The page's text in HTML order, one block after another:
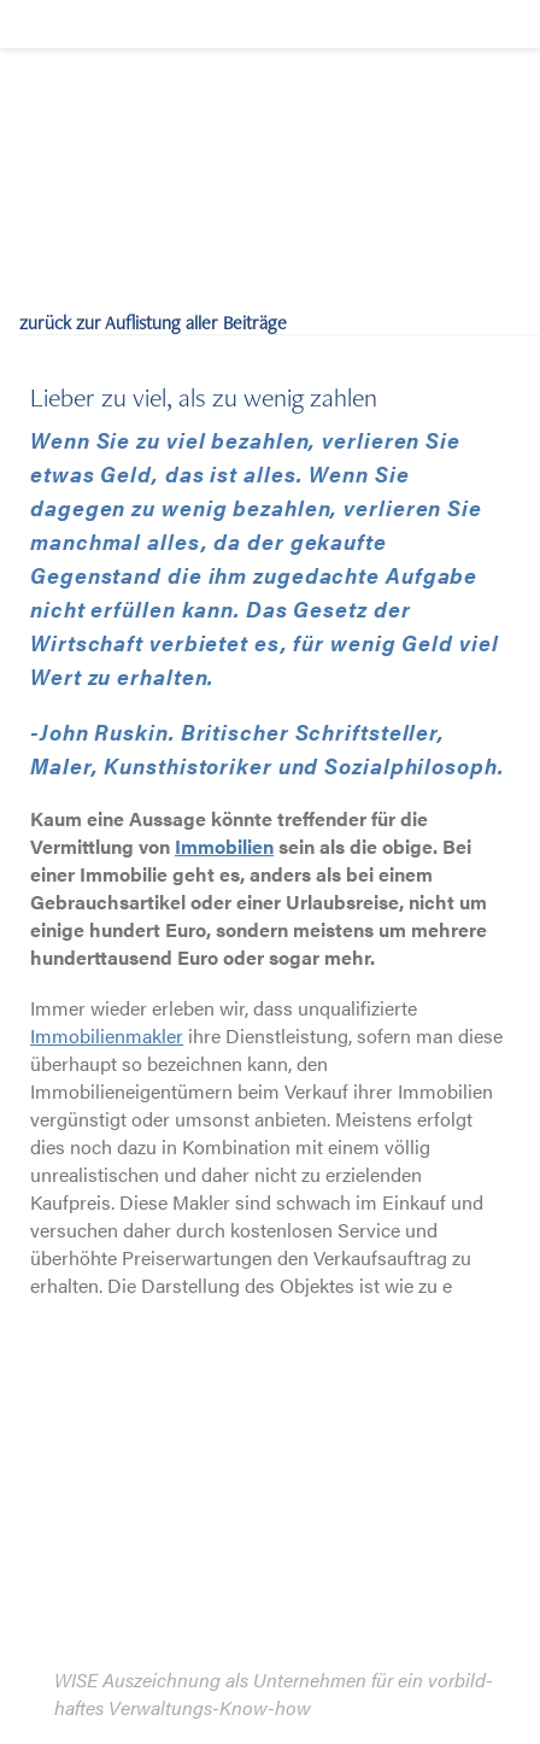
Immobilien kaufen
Fachwissen & Tipps
Unternehmen
Was Kunden sagen
Kontakt
zurück zur Auflistung aller Beiträge
Lieber zu viel, als zu wenig zahlen
Wenn Sie zu viel bezahlen, verlieren Sie
etwas Geld, das ist alles. Wenn Sie
dagegen zu wenig bezahlen, verlieren Sie
manchmal alles, da der gekaufte
Gegenstand die ihm zugedachte Aufgabe
nicht erfüllen kann. Das Gesetz der
Wirtschaft verbietet es, für wenig Geld viel
Wert zu erhalten.
-John Ruskin. Britischer Schriftsteller,
Maler, Kunsthistoriker und Sozialphilosoph.
Kaum eine Aussage könnte treffender für die
Vermittlung von Immobiliensein als die obige. Bei
einer Immobilie geht es, anders als bei einem
Gebrauchsartikel oder einer Urlaubsreise, nicht um
einige hundert Euro, sondern meistens um mehrere
hunderttausend Euro oder sogar mehr.
Immer wieder erleben wir, dass unqualifizierte
Immobilienmakler ihre Dienstleistung, sofern man diese
überhaupt so bezeichnen kann, den
Immobilieneigentümern beim Verkauf ihrer Immobilien
vergünstigt oder umsonst anbieten. Meistens erfolgt
dies noch dazu in Kombination mit einem völlig
unrealistischen und daher nicht zu erzielenden
Kaufpreis. Diese Makler sind schwach im Einkauf und
versuchen daher durch kostenlosen Service und
überhöhte Preiserwartungen den Verkaufsauftrag zu
erhalten. Die Darstellung des Objektes ist wie zu e
WISE Auszeichnung als Unternehmen für ein vorbild-
haftes Verwaltungs-Know-how